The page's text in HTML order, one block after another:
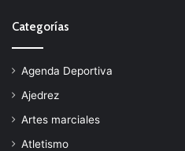
Categorías
Agenda Deportiva
Ajedrez
Artes marciales
Atletismo